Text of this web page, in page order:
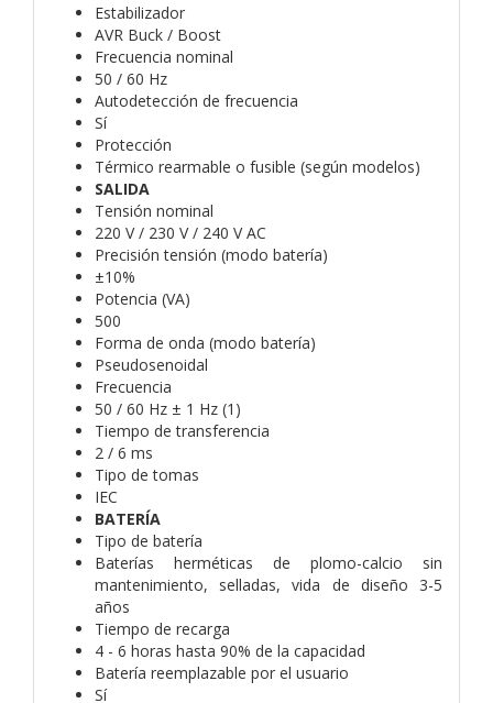
Estabilizador
AVR Buck / Boost
Frecuencia nominal
50 / 60 Hz
Autodetección de frecuencia
Sí
Protección
Térmico rearmable o fusible (según modelos)
SALIDA
Tensión nominal
220 V / 230 V / 240 V AC
Precisión tensión (modo batería)
±10%
Potencia (VA)
500
Forma de onda (modo batería)
Pseudosenoidal
Frecuencia
50 / 60 Hz ± 1 Hz (1)
Tiempo de transferencia
2 / 6 ms
Tipo de tomas
IEC
BATERÍA
Tipo de batería
Baterías herméticas de plomo-calcio sin
mantenimiento, selladas, vida de diseño 3-5
años
Tiempo de recarga
4 - 6 horas hasta 90% de la capacidad
Batería reemplazable por el usuario
Sí